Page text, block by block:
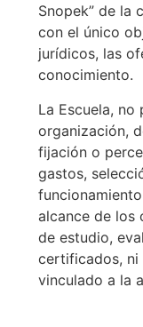
Snopek” de la
con el único
jurídicos, las
conocimiento.
La Escuela,
organización,
fijación o
gastos,
alcance de los
de estudio,
certificados, ni
vinculado a la